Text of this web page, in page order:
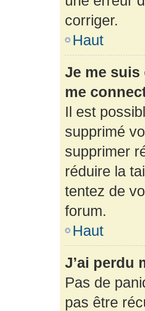
corriger.
Haut
Je me suis
me
Il est
supprimé
supprimer
réduire la
tentez de
forum.
Haut
J’ai perdu
Pas de
pas être